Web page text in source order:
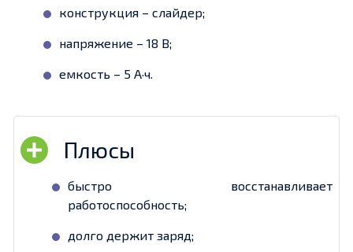
конструкция – слайдер;
напряжение – 18 В;
емкость – 5 А·ч.
быстро восстанавливает
работоспособность;
долго держит заряд;